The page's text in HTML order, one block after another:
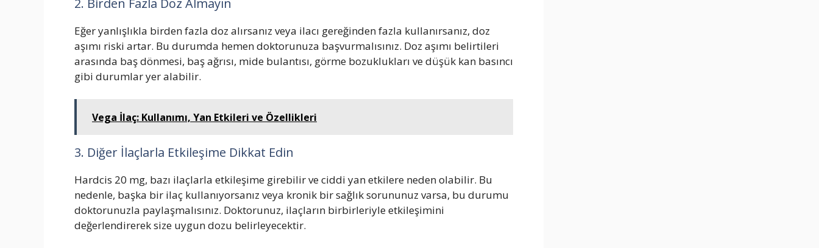
Eğer yanlışlıkla birden fazla doz alırsanız veya ilacı gereğinden fazla kullanırsanız, doz
aşımı riski artar. Bu durumda hemen doktorunuza başvurmalısınız. Doz aşımı belirtileri
arasında baş dönmesi, baş ağrısı, mide bulantısı, görme bozuklukları ve düşük kan basıncı
gibi durumlar yer alabilir.
Vega İlaç: Kullanımı, Yan Etkileri ve Özellikleri
3. Diğer İlaçlarla Etkileşime Dikkat Edin
Hardcis 20 mg, bazı ilaçlarla etkileşime girebilir ve ciddi yan etkilere neden olabilir. Bu
nedenle, başka bir ilaç kullanıyorsanız veya kronik bir sağlık sorununuz varsa, bu durumu
doktorunuzla paylaşmalısınız. Doktorunuz, ilaçların birbirleriyle etkileşimini
değerlendirerek size uygun dozu belirleyecektir.